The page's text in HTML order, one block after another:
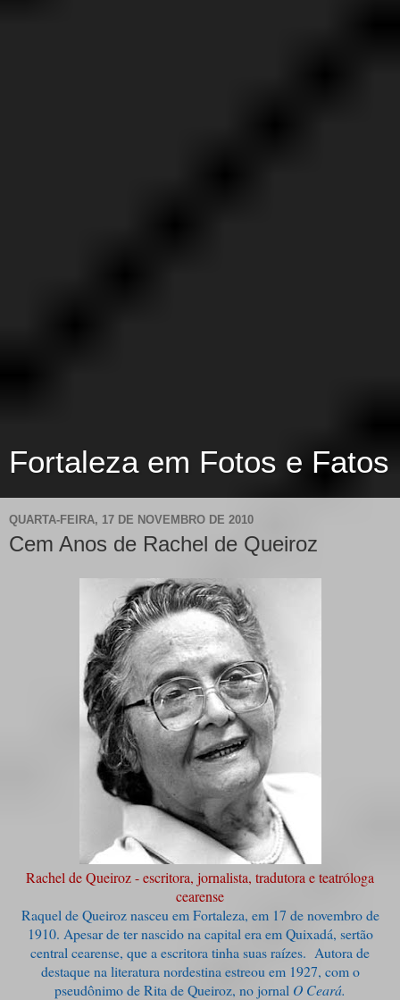
Fortaleza em Fotos e Fatos
QUARTA-FEIRA, 17 DE NOVEMBRO DE 2010
Cem Anos de Rachel de Queiroz
Rachel de Queiroz - escritora, jornalista, tradutora e teatróloga
cearense
Raquel de Queiroz nasceu em Fortaleza, em 17 de novembro de
1910. Apesar de ter nascido na capital era em Quixadá, sertão
central cearense, que a escritora tinha suas raízes. Autora de
destaque na literatura nordestina estreou em 1927, com o
pseudônimo de Rita de Queiroz, no jornal O Ceará.